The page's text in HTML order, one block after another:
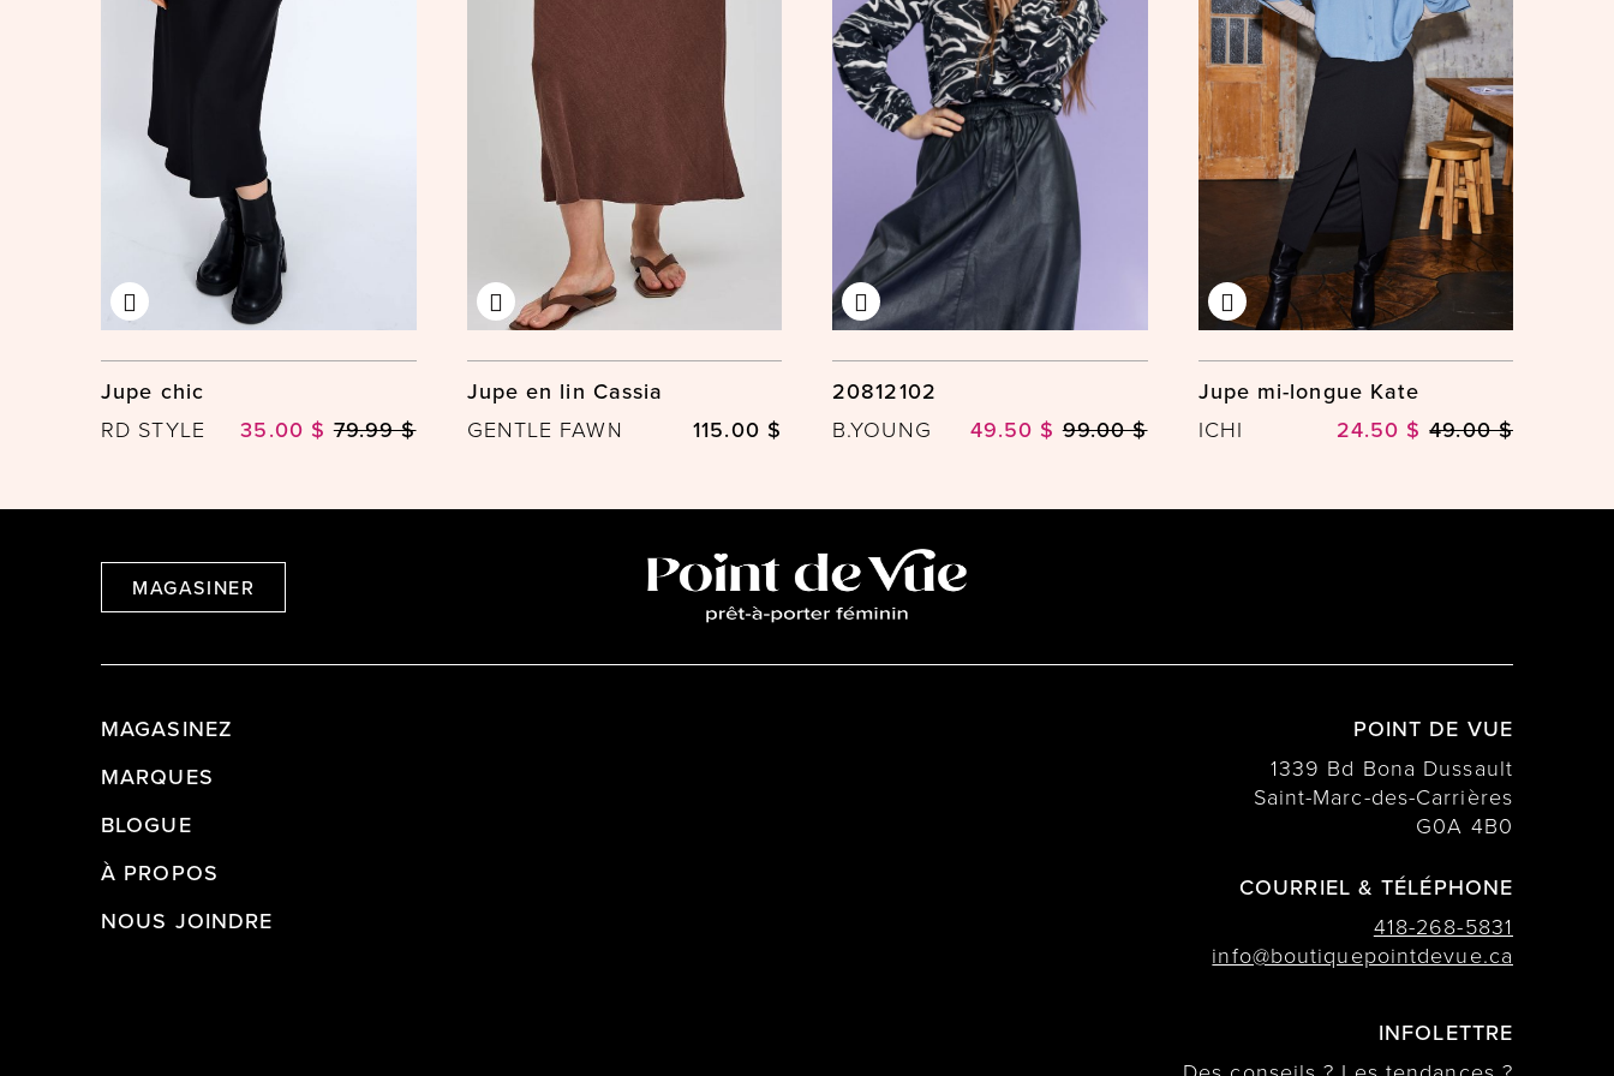
Jupe chic
RD STYLE 35.00 $ 79.99 $
Jupe en lin Cassia
GENTLE FAWN 115.00 $
20812102
B.YOUNG 49.50 $ 99.00 $
Jupe mi-longue Kate
ICHI 24.50 $ 49.00 $
MAGASINER
MAGASINEZ
MARQUES
BLOGUE
À PROPOS
NOUS JOINDRE
POINT DE VUE
1339 Bd Bona Dussault
Saint-Marc-des-Carrières
G0A 4B0
COURRIEL & TÉLÉPHONE
418-268-5831
info@boutiquepointdevue.ca
INFOLETTRE